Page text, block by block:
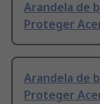
Arandela de
Proteger
Arandela de
Proteger